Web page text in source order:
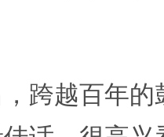
越百年的